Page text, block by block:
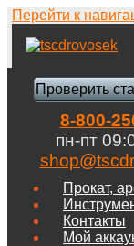
Перейти к
Проверить
8-800-
пн-пт
Прокат,
Контакты
Мой